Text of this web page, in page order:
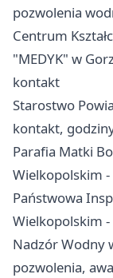
pozwolenia
Centrum
"MEDYK" w
kontakt
Starostwo
kontakt,
Parafia Matki
Wielkopolskim
Państwowa
Wielkopolskim
Nadzór Wodny
pozwolenia,